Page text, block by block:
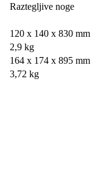
Raztegljive noge
120 x 140 x 830 mm
2,9 kg
164 x 174 x 895 mm
3,72 kg